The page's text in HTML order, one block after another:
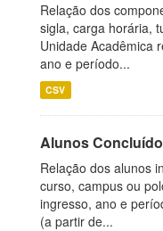
Relação dos
sigla, carga horária,
Unidade Acadêmica
ano e período...
CSV
Alunos
Relação dos alunos
curso, campus ou
ingresso, ano e
(a partir de...